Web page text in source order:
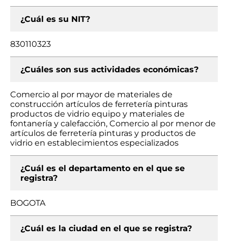
¿Cuál es su NIT?
830110323
¿Cuáles son sus actividades económicas?
Comercio al por mayor de materiales de
construcción artículos de ferretería pinturas
productos de vidrio equipo y materiales de
fontanería y calefacción, Comercio al por menor de
artículos de ferretería pinturas y productos de
vidrio en establecimientos especializados
¿Cuál es el departamento en el que se
registra?
BOGOTA
¿Cuál es la ciudad en el que se registra?